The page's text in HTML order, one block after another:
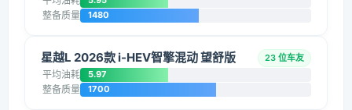
整备质量 1480
星越L 2026款 i-HEV智擎混动 望舒版 23 位车友
平均油耗 5.97
整备质量 1700